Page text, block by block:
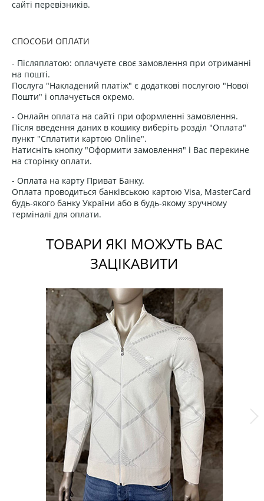
сайті перевізників.
СПОСОБИ ОПЛАТИ
- Післяплатою: оплачуєте своє замовлення при отриманні
на пошті.
Послуга "Накладений платіж" є додаткові послугою "Нової
Пошти" і оплачується окремо.
- Онлайн оплата на сайті при оформленні замовлення.
Після введення даних в кошику виберіть розділ "Оплата"
пункт "Сплатити картою Online".
Натисніть кнопку "Оформити замовлення" і Вас перекине
на сторінку оплати.
- Оплата на карту Приват Банку.
Оплата проводиться банківською картою Visa, MasterCard
будь-якого банку України або в будь-якому зручному
терміналі для оплати.
ТОВАРИ ЯКІ МОЖУТЬ ВАС
ЗАЦІКАВИТИ